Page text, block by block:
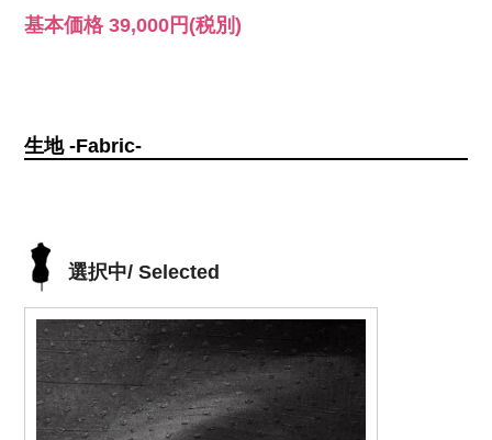
基本価格39,000円 (税別)
生地 -Fabric-
選択中/ Selected